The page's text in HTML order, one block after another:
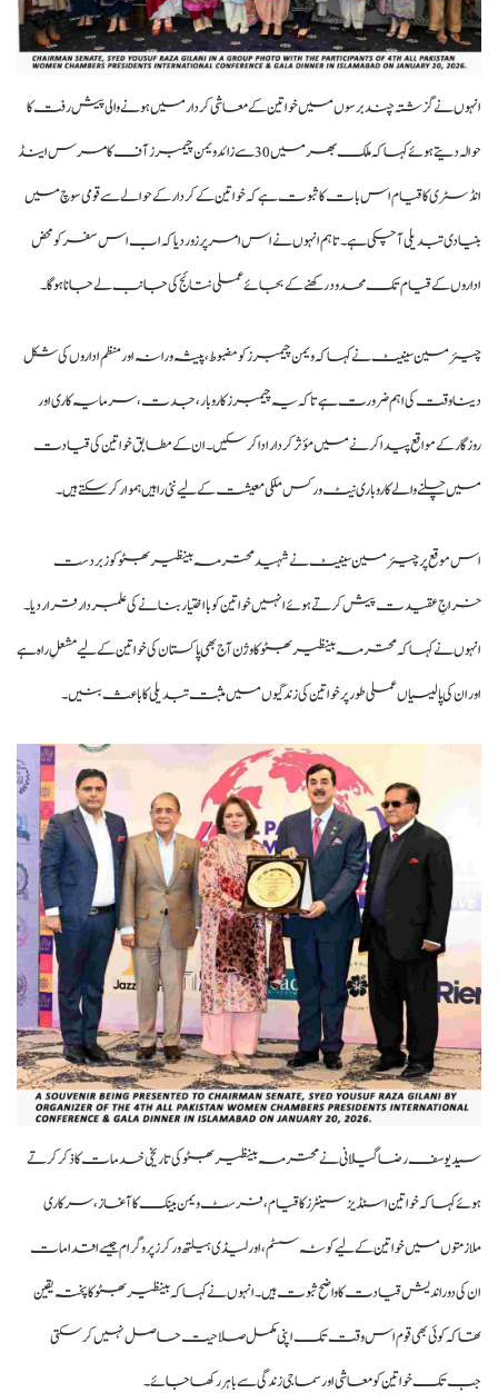
انہوں نے گزشتہ چند برسوں میں خواتین کے معاشی کردار میں ہونے والی پیش رفت کا
حوالہ دیتے ہوئے کہا کہ ملک بھر میں 30 سے زائد ویمن چیمبرز آف کامرس اینڈ
انڈسٹری کا قیام اس بات کا ثبوت ہے کہ خواتین کے کردار کے حوالے سے قومی سوچ میں
بنیادی تبدیلی آ چکی ہے۔ تاہم انہوں نے اس امر پر زور دیا کہ اب اس سفر کو محض
اداروں کے قیام تک محدود رکھنے کے بجائے عملی نتائج کی جانب لے جانا ہو گا۔
چیئرمین سینیٹ نے کہا کہ ویمن چیمبرز کو مضبوط، پیشہ ورانہ اور منظم اداروں کی شکل
دینا وقت کی اہم ضرورت ہے تاکہ یہ چیمبرز کاروبار، جدت، سرمایہ کاری اور
روزگار کے مواقع پیدا کرنے میں مؤثر کردار ادا کر سکیں۔ ان کے مطابق خواتین کی قیادت
میں چلنے والے کاروباری نیٹ ورکس ملکی معیشت کے لیے نئی راہیں ہموار کر سکتے ہیں۔
اس موقع پر چیئرمین سینیٹ نے شہید محترمہ بینظیر بھٹو کو زبردست
خراجِ عقیدت پیش کرتے ہوئے انہیں خواتین کو بااختیار بنانے کی علمبردار قرار دیا۔
انہوں نے کہا کہ محترمہ بینظیر بھٹو کا وژن آج بھی پاکستان کی خواتین کے لیے مشعلِ راہ ہے
اور ان کی پالیسیاں عملی طور پر خواتین کی زندگیوں میں مثبت تبدیلی کا باعث بنیں۔
سید یوسف رضا گیلانی نے محترمہ بینظیر بھٹو کی تاریخی خدمات کا ذکر کرتے
ہوئے کہا کہ خواتین اسٹڈیز سینٹرز کا قیام، فرسٹ ویمن بینک کا آغاز، سرکاری
ملازمتوں میں خواتین کے لیے کوٹہ سسٹم، اور لیڈی ہیلتھ ورکرز پروگرام جیسے اقدامات
ان کی دوراندیش قیادت کا واضح ثبوت ہیں۔ انہوں نے کہا کہ بینظیر بھٹو کا پختہ یقین
تھا کہ کوئی بھی قوم اس وقت تک اپنی مکمل صلاحیت حاصل نہیں کر سکتی
جب تک خواتین کو معاشی اور سماجی زندگی سے باہر رکھا جائے۔